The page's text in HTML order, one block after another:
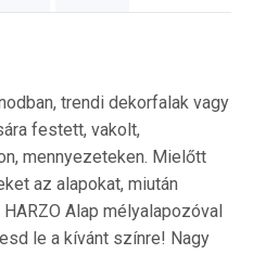
trendi dekorfalak vagy
festett, vakolt,
mennyezeteken. Mielőtt
az alapokat, miután
Alap mélyalapozóval
le a kívánt színre! Nagy